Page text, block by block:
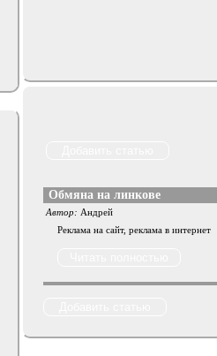
Обмяна на линкове
Автор: Андрей
Реклама на сайт, реклама в интернет